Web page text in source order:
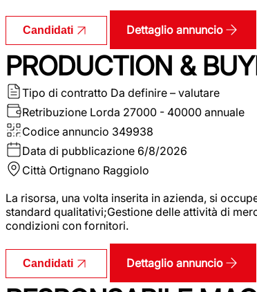
Candidati Dettaglio annuncio
PRODUCTION &
Tipo di contratto Da definire – valutare
Retribuzione Lorda 27000 - 40000 annuale
Codice annuncio 349938
Data di pubblicazione 6/8/2026
Città Ortignano Raggiolo
La risorsa, una volta inserita in azienda, si
standard qualitativi;Gestione delle attività di
condizioni con fornitori.
Candidati Dettaglio annuncio